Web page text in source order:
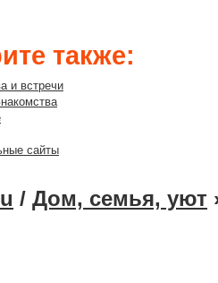
также:
и встречи
сайты
/ Дом, семья, уют